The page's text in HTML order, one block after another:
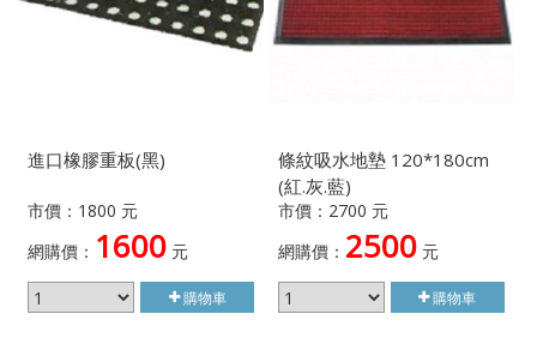
進口橡膠重板(黑)
市價：1800 元
網購價： 1600 元
購物車
條紋吸水地墊 120*180cm
(紅.灰.藍)
市價：2700 元
網購價： 2500元
購物車